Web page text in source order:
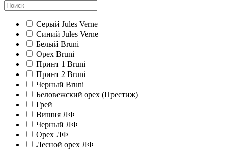
Серый Jules Verne
Синий Jules Verne
Белый Bruni
Орех Bruni
Принт 1 Bruni
Принт 2 Bruni
Черный Bruni
Беловежский орех (Престиж)
Грей
Вишня ЛФ
Черный ЛФ
Орех ЛФ
Лесной орех ЛФ